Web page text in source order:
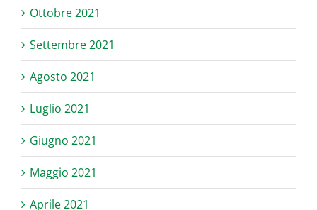
Ottobre 2021
Settembre 2021
Agosto 2021
Luglio 2021
Giugno 2021
Maggio 2021
Aprile 2021